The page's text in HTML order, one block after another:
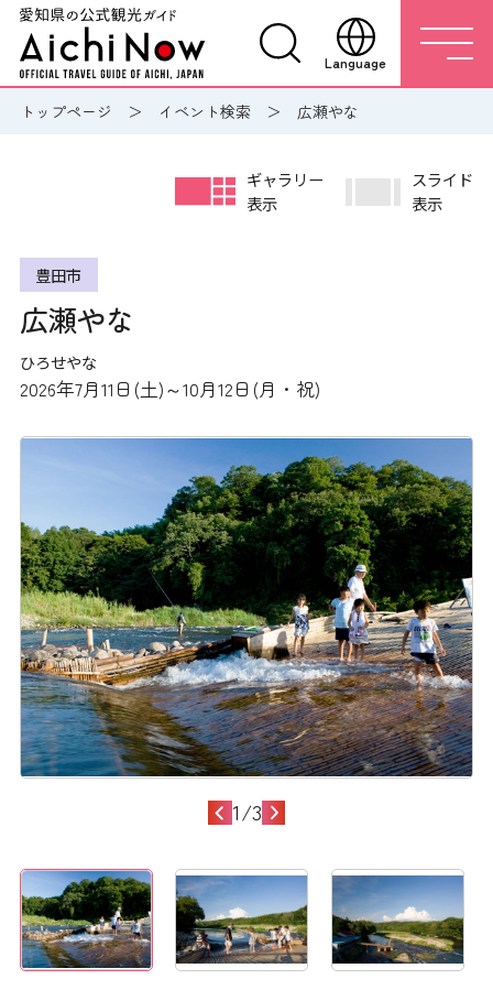
Language
トップページ イベント検索 広瀬やな
豊田市
広瀬やな
ひろせやな
2026年7月11日(土)～10月12日(月・祝)
ギャラリー
表示
スライド
表示
1/3